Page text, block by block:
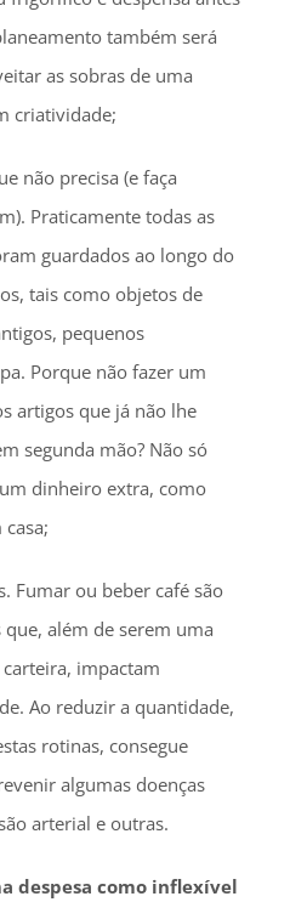
também será
as sobras de uma
criatividade;
não precisa (e faça
Praticamente todas as
guardados ao longo do
tais como objetos de
pequenos
Porque não fazer um
artigos que já não lhe
segunda mão? Não só
dinheiro extra, como
Fumar ou beber café são
além de serem uma
impactam
Ao reduzir a quantidade,
rotinas, consegue
algumas doenças
arterial e outras.
despesa como inflexível